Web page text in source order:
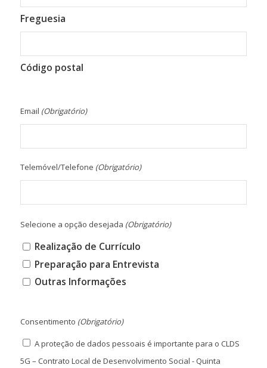
Freguesia
Código postal
Email (Obrigatório)
Telemóvel/Telefone (Obrigatório)
Selecione a opção desejada (Obrigatório)
Realização de Currículo
Preparação para Entrevista
Outras Informações
Consentimento (Obrigatório)
A proteção de dados pessoais é importante para o CLDS
5G – Contrato Local de Desenvolvimento Social - Quinta